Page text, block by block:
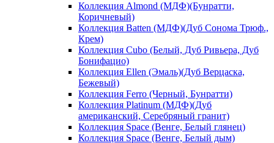
Коллекция Almond (МДФ)(Бунратти,
Коричневый)
Коллекция Batten (МДФ)(Дуб Сонома Трюф.,
Крем)
Коллекция Cubo (Белый, Дуб Ривьера, Дуб
Бонифацио)
Коллекция Ellen (Эмаль)(Дуб Верцаска,
Бежевый)
Коллекция Ferro (Черный, Бунратти)
Коллекция Platinum (МДФ)(Дуб
американский, Серебряный гранит)
Коллекция Space (Венге, Белый глянец)
Коллекция Space (Венге, Белый дым)